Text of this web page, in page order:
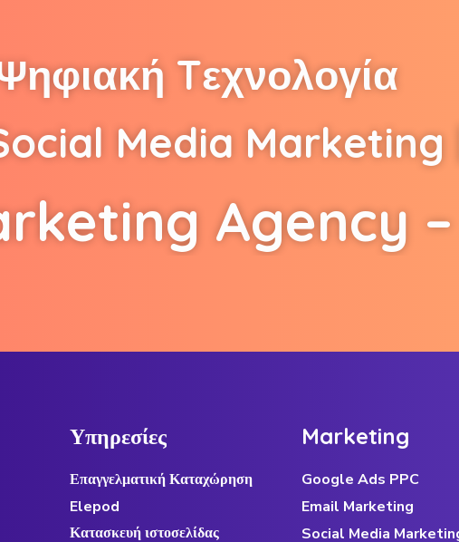
ηφιακή Tεχνολογία
ocial Media Marketing
rketing Agency –
Υπηρεσίες
Επαγγελματική Καταχώρηση
Elepod
Κατασκευή ιστοσελίδας
Marketing
Google Ads PPC
Email Marketing
Social Media